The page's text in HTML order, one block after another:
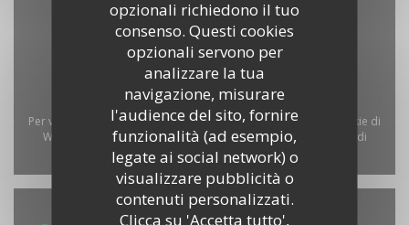
opzionali richiedono il tuo
consenso. Questi cookies
opzionali servono per
analizzare la tua
navigazione, misurare
l'audience del sito, fornire
funzionalità (ad esempio,
legate ai social network) o
visualizzare pubblicità o
contenuti personalizzati.
Clicca su 'Accetta tutto',
Per visualizzare la mappa interattiva Waze, devi accettare i cookie di
Waze Map (Google). Questi cookie possono raccogliere dati di
navigazione e localizzazione. Consenti